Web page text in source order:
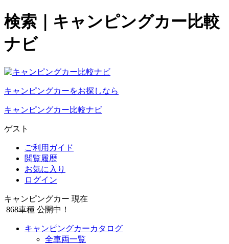
検索｜キャンピングカー比較
ナビ
キャンピングカーをお探しなら
キャンピングカー比較ナビ
ゲスト
ご利用ガイド
閲覧履歴
お気に入り
ログイン
キャンピングカー 現在
868車種 公開中！
キャンピングカーカタログ
全車両一覧